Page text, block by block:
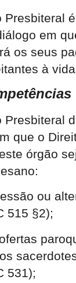
Presbiteral
em
os seus
à
Presbiteral
que o
órgão
ou
515 §2);
531);